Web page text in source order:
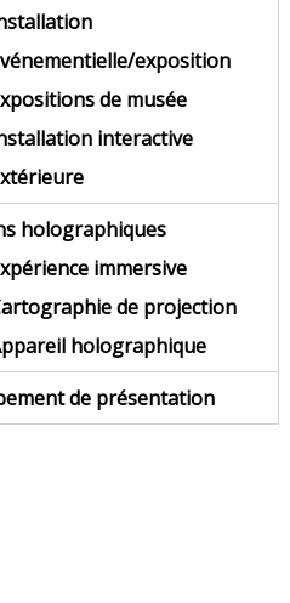
exposition
de musée
interactive
holographiques
immersive
de projection
holographique
de présentation